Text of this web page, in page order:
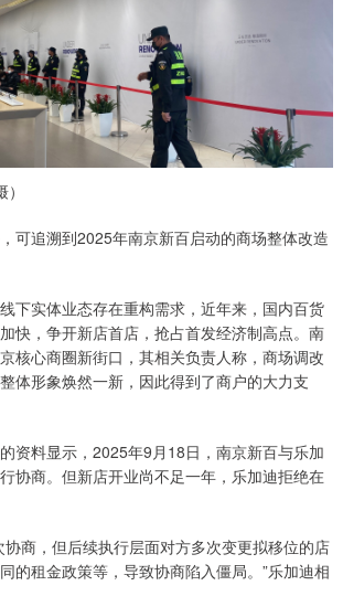
追溯到2025年南京新百启动的商场整体改造
实体业态存在重构需求，近年来，国内百货
快，争开新店首店，抢占首发经济制高点。南
核心商圈新街口，其相关负责人称，商场调改
体形象焕然一新，因此得到了商户的大力支
料显示，2025年9月18日，南京新百与乐加
协商。但新店开业尚不足一年，乐加迪拒绝在
商，但后续执行层面对方多次变更拟移位的店
的租金政策等，导致协商陷入僵局。”乐加迪相